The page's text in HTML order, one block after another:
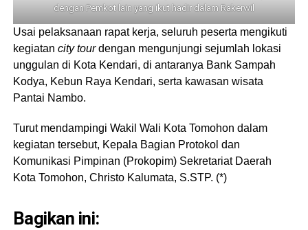
dengan Pemkot lain yang ikut hadir dalam Rakerwil
Usai pelaksanaan rapat kerja, seluruh peserta mengikuti
kegiatan city tourdengan mengunjungi sejumlah lokasi
unggulan di Kota Kendari, di antaranya Bank Sampah
Kodya, Kebun Raya Kendari, serta kawasan wisata
Pantai Nambo.
Turut mendampingi Wakil Wali Kota Tomohon dalam
kegiatan tersebut, Kepala Bagian Protokol dan
Komunikasi Pimpinan (Prokopim) Sekretariat Daerah
Kota Tomohon, Christo Kalumata, S.STP. (*)
Bagikan ini: